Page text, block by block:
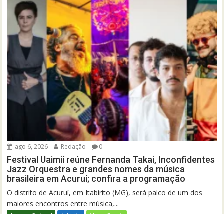
ago 6, 2026 Redação 0
Festival Uaimií reúne Fernanda Takai, Inconfidentes
Jazz Orquestra e grandes nomes da música
brasileira em Acuruí; confira a programação
O distrito de Acuruí, em Itabirito (MG), será palco de um dos
maiores encontros entre música,...